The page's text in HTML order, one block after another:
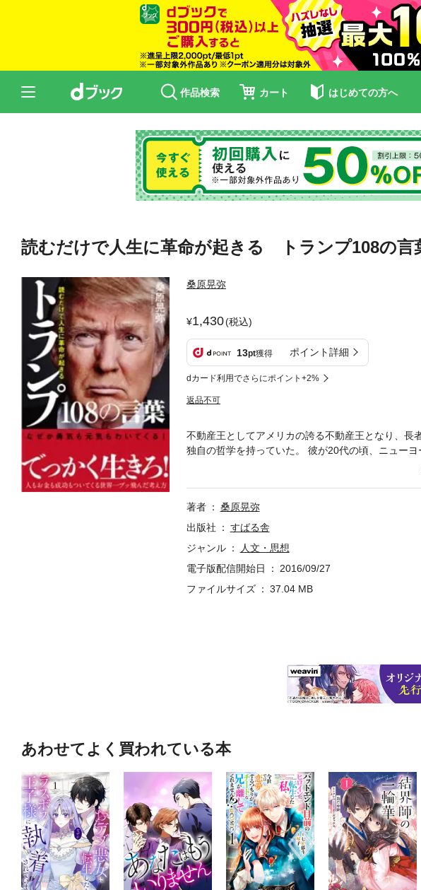
作品検索 カート はじめての方へ
読むだけで人生に革命が起きる トランプ108の言
桑原晃弥
1,430(税込)
13pt獲得 ポイント詳細
dカード利用でさらにポイント+2%
返品不可
不動産王としてアメリカの誇る不動産王となり、
独自の哲学を持っていた。 彼が20代の頃、ニュー
が無理だと言った。しかし、多くの侮り、足を引
冊。 ◎トランプの成功思考 「大きな夢から始めな
なら、絶対に、絶対に歩みを止めてはいけない」
著者
桑原晃弥
出版社
すばる舎
ジャンル
人文・思想
電子版配信開始日
2016/09/27
ファイルサイズ
37.04 MB
あわせてよく買われている本